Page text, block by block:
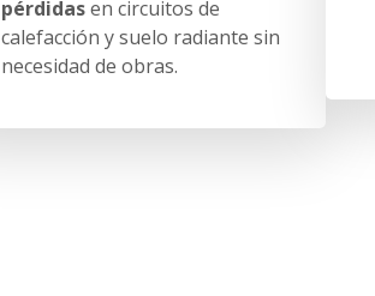
pérdidasen circuitos de
calefacción y suelo radiante sin
necesidad de obras.